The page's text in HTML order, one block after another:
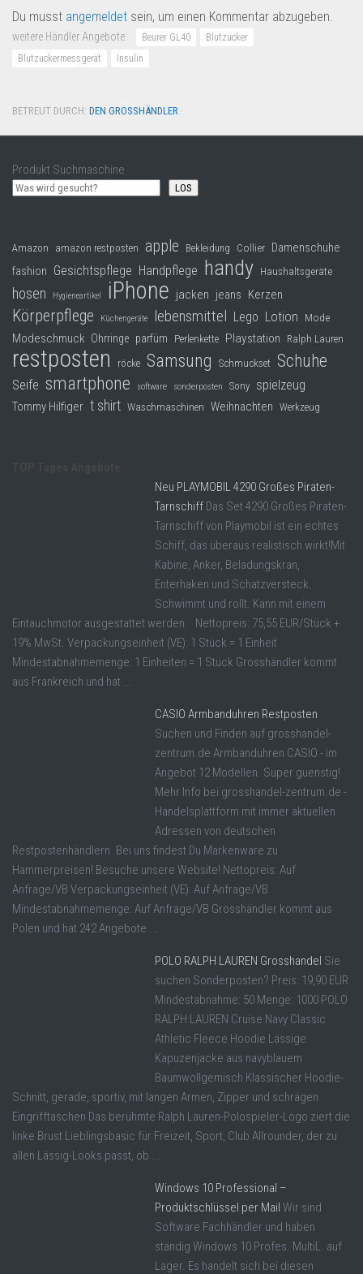
Du musst angemeldet sein, um einen Kommentar abzugeben.
weitere Händler Angebote: Beurer GL40
Blutzucker
Blutzuckermessgerät
Insulin
BETREUT DURCH: DEN GROSSHÄNDLER ·
Produkt Suchmaschine
LOS
Amazon amazon restposten apple Bekleidung Collier Damenschuhe
fashion Gesichtspflege Handpflege handy Haushaltsgeräte
hosen Hygieneartikel iPhone jacken jeans Kerzen
Körperpflege Küchengeräte lebensmittel Lego Lotion Mode
Modeschmuck Ohrringe parfüm Perlenkette Playstation Ralph Lauren
restposten röcke Samsung Schmuckset Schuhe
Seife smartphone software sonderposten Sony spielzeug
Tommy Hilfiger t shirt Waschmaschinen Weihnachten Werkzeug
Neu PLAYMOBIL 4290 Großes Piraten-
Tarnschiff Das Set 4290 Großes Piraten-
Tarnschiff von Playmobil ist ein echtes
Schiff, das überaus realistisch wirkt!Mit
Kabine, Anker, Beladungskran,
Enterhaken und Schatzversteck.
Schwimmt und rollt. Kann mit einem
Eintauchmotor ausgestattet werden. Nettopreis: 75,55 EUR/Stück +
19% MwSt. Verpackungseinheit (VE): 1 Stück = 1 Einheit
Mindestabnahmemenge: 1 Einheiten = 1 Stück Grosshändler kommt
aus Frankreich und hat ...
CASIO Armbanduhren Restposten
Suchen und Finden auf grosshandel-
zentrum.de Armbanduhren CASIO - im
Angebot 12 Modellen. Super guenstig!
Mehr Info bei grosshandel-zentrum.de -
Handelsplattform mit immer aktuellen
Adressen von deutschen
Restpostenhändlern. Bei uns findest Du Markenware zu
Hammerpreisen! Besuche unsere Website! Nettopreis: Auf
Anfrage/VB Verpackungseinheit (VE): Auf Anfrage/VB
Mindestabnahmemenge: Auf Anfrage/VB Grosshändler kommt aus
Polen und hat 242 Angebote ...
POLO RALPH LAUREN Grosshandel Sie
suchen Sonderposten? Preis: 19,90 EUR
Mindestabnahme: 50 Menge: 1000 POLO
RALPH LAUREN Cruise Navy Classic
Athletic Fleece Hoodie Lässige
Kapuzenjacke aus navyblauem
Baumwollgemisch Klassischer Hoodie-
Schnitt, gerade, sportiv, mit langen Armen, Zipper und schrägen
Eingrifftaschen Das berühmte Ralph Lauren-Polospieler-Logo ziert die
linke Brust Lieblingsbasic für Freizeit, Sport, Club Allrounder, der zu
allen Lässig-Looks passt, ob ...
Windows 10 Professional –
Produktschlüssel per Mail Wir sind
Software Fachhändler und haben
ständig Windows 10 Profes. MultiL. auf
Lager. Es handelt sich bei diesen